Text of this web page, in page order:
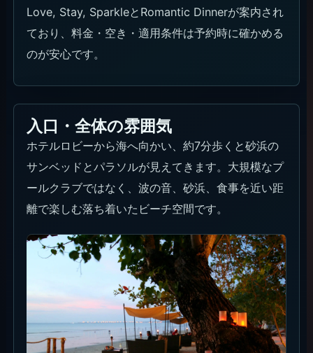
Love, Stay, SparkleとRomantic Dinnerが案内され
ており、料金・空き・適用条件は予約時に確かめる
のが安心です。
入口・全体の雰囲気
ホテルロビーから海へ向かい、約7分歩くと砂浜の
サンベッドとパラソルが見えてきます。大規模なプ
ールクラブではなく、波の音、砂浜、食事を近い距
離で楽しむ落ち着いたビーチ空間です。